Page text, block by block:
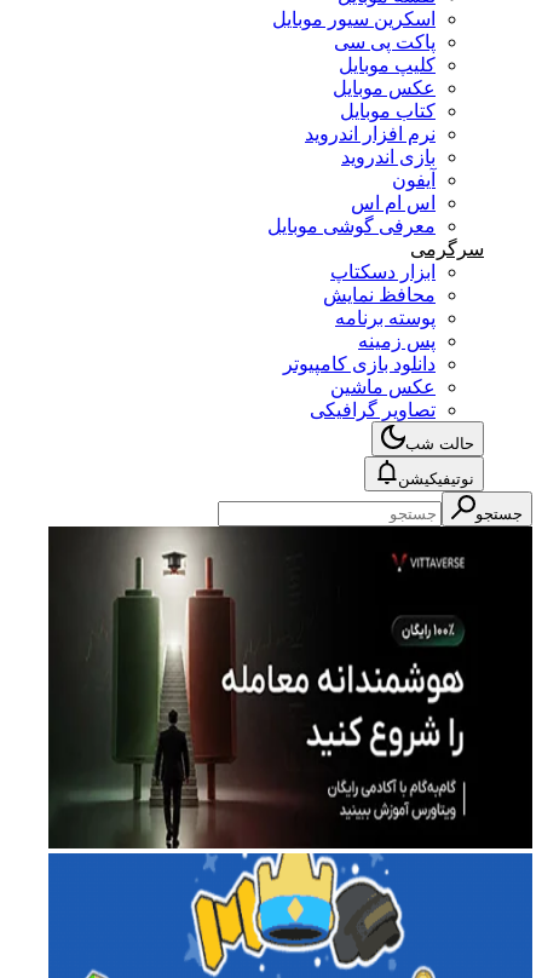
اسکرین سیور موبایل
پاکت پی سی
کلیپ موبایل
عکس موبایل
کتاب موبایل
نرم افزار اندروید
بازی اندروید
آیفون
اس ام اس
معرفی گوشی موبایل
سرگرمی
ابزار دسکتاپ
محافظ نمایش
پوسته برنامه
پس زمینه
دانلود بازی کامپیوتر
عکس ماشین
تصاویر گرافیکی
حالت شب
نوتیفیکیشن
جستجو